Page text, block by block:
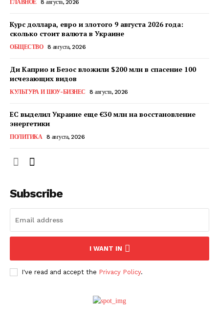
КавПолит
ГЛАВНОЕ 8 августа, 2026
Курс доллара, евро и злотого 9 августа 2026 года:
сколько стоит валюта в Украине
ОБЩЕСТВО 8 августа, 2026
Ди Каприо и Безос вложили $200 млн в спасение 100
исчезающих видов
КУЛЬТУРА И ШОУ-БИЗНЕС 8 августа, 2026
ЕС выделил Украине еще €30 млн на восстановление
энергетики
ПОЛИТИКА 8 августа, 2026
Subscribe
I WANT IN
I've read and accept the Privacy Policy.